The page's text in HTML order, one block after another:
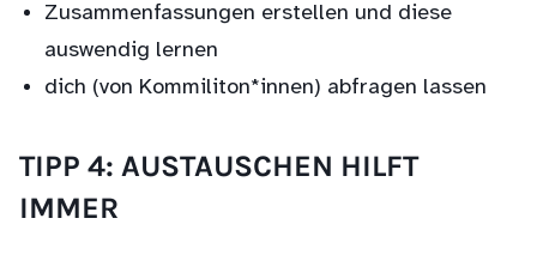
Zusammenfassungen erstellen und diese
auswendig lernen
dich (von Kommiliton*innen) abfragen lassen
TIPP 4: AUSTAUSCHEN HILFT
IMMER